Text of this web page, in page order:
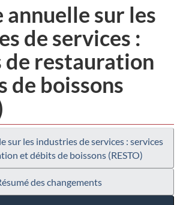
annuelle sur les
de services :
de restauration
de boissons
sur les industries de services : services
et débits de boissons (RESTO)
des changements